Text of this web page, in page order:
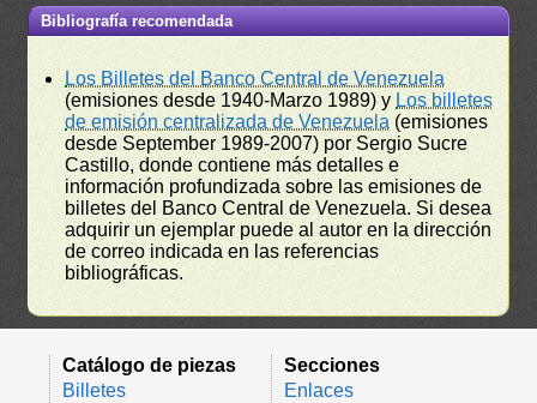
Bibliografía recomendada
Los Billetes del Banco Central de Venezuela
(emisiones desde 1940-Marzo 1989) y Los billetes
de emisión centralizada de Venezuela (emisiones
desde September 1989-2007) por Sergio Sucre
Castillo, donde contiene más detalles e
información profundizada sobre las emisiones de
billetes del Banco Central de Venezuela. Si desea
adquirir un ejemplar puede al autor en la dirección
de correo indicada en las referencias
bibliográficas.
Catálogo de piezas
Billetes
Secciones
Enlaces